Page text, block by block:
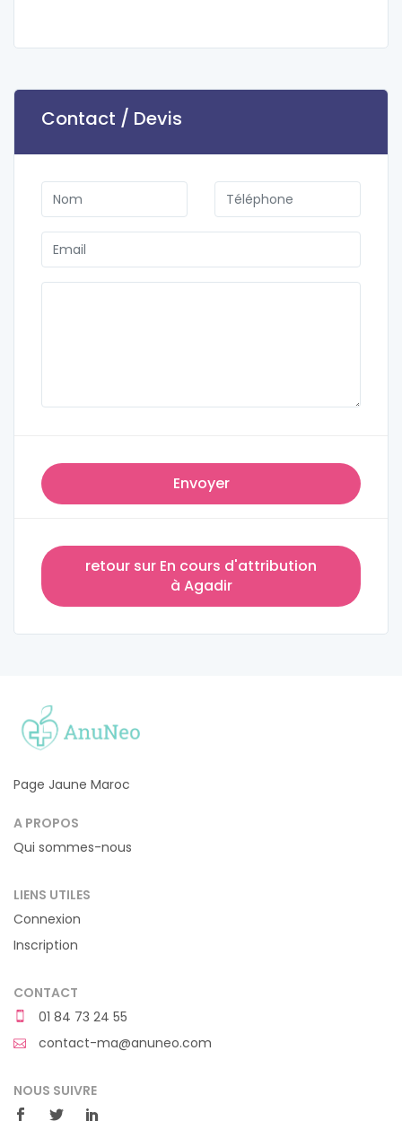
Contact / Devis
Envoyer
retour sur En cours d'attribution
à Agadir
Page Jaune Maroc
A PROPOS
Qui sommes-nous
LIENS UTILES
Connexion
Inscription
CONTACT
01 84 73 24 55
contact-ma@anuneo.com
NOUS SUIVRE